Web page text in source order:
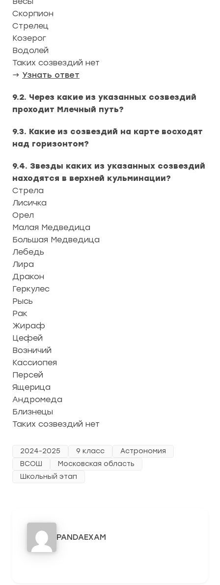
Скорпион
Стрелец
Козерог
Водолей
Таких созвездий нет
→ Узнать ответ
9.2. Через какие из указанных созвездий
проходит Млечный путь?
9.3. Какие из созвездий на карте восходят
над горизонтом?
9.4. Звезды каких из указанных созвездий
находятся в верхней кульминации?
Стрела
Лисичка
Орел
Малая Медведица
Большая Медведица
Лебедь
Лира
Дракон
Геркулес
Рысь
Рак
Жираф
Цефей
Возничий
Кассиопея
Персей
Ящерица
Андромеда
Близнецы
Таких созвездий нет
2024-2025 9 класс
Астрономия
ВСОШ
Московская область
Школьный этап
PANDAEXAM